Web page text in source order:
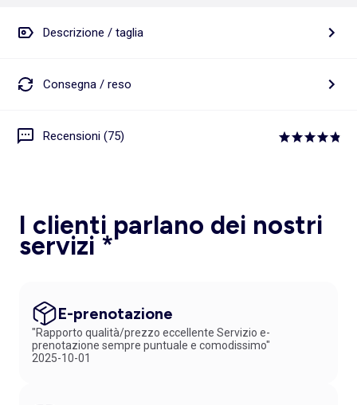
Descrizione / taglia
Consegna / reso
Recensioni (75)
I clienti parlano dei nostri
servizi *
E-prenotazione
"Rapporto qualità/prezzo eccellente Servizio e-
prenotazione sempre puntuale e comodissimo"
2025-10-01